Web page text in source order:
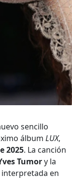
sencillo
álbum LUX,
2025. La canción
Tumory la
interpretada en